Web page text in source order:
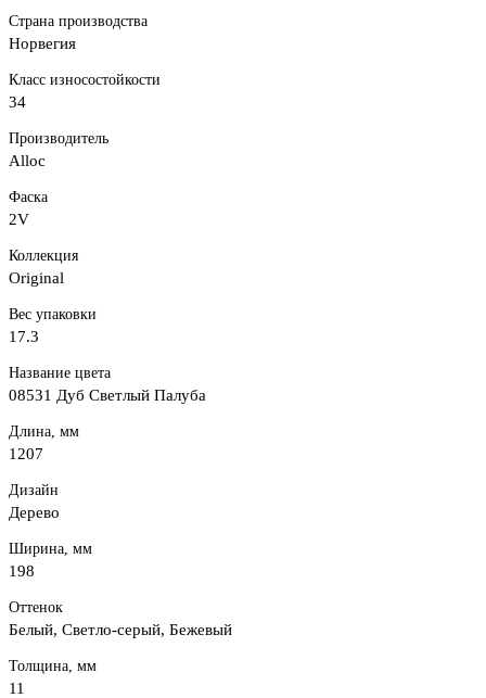
Страна производства
Норвегия
Класс износостойкости
34
Производитель
Alloc
Фаска
2V
Коллекция
Original
Вес упаковки
17.3
Название цвета
08531 Дуб Светлый Палуба
Длина, мм
1207
Дизайн
Дерево
Ширина, мм
198
Оттенок
Белый, Светло-серый, Бежевый
Толщина, мм
11